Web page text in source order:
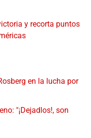
y recorta puntos
en la lucha por
"¡Dejadlos!, son